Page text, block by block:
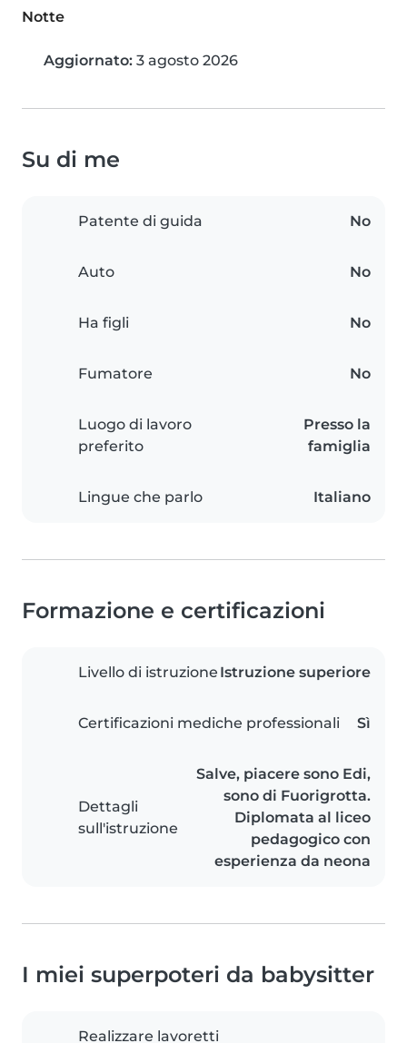
Notte
Aggiornato: 3 agosto 2026
Su di me
Patente di guida No
Auto No
Ha figli No
Fumatore No
Luogo di lavoro
preferito
Presso la
famiglia
Lingue che parlo Italiano
Formazione e certificazioni
Livello di istruzione Istruzione superiore
Certificazioni mediche professionali Sì
Dettagli
sull'istruzione
Salve, piacere sono Edi,
sono di Fuorigrotta.
Diplomata al liceo
pedagogico con
esperienza da neona
I miei superpoteri da babysitter
Realizzare lavoretti